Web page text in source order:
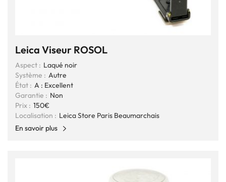
Leica Viseur ROSOL
Aspect : Laqué noir
Système : Autre
État : A : Excellent
Garantie : Non
Prix : 150€
Localisation : Leica Store Paris Beaumarchais
En savoir plus